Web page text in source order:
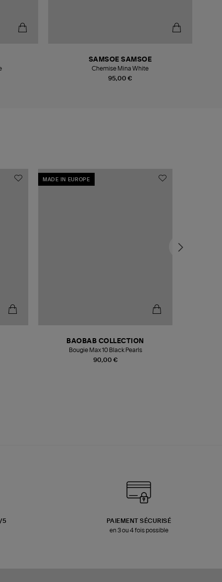
95,00 €
SAMSOE SAMSOE
Chemise Mina White
MADE IN EUROPE
90,00 €
BAOBAB COLLECTION
Bougie Max 10 Black Pearls
5
PAIEMENT SÉCURISÉ
en 3 ou 4 fois possible